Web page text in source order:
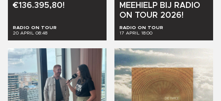
€136.395,80!
RADIO ON TOUR
20 APRIL 08:48
MEEHIELP BIJ RADIO
ON TOUR 2026!
RADIO ON TOUR
17 APRIL 18:00